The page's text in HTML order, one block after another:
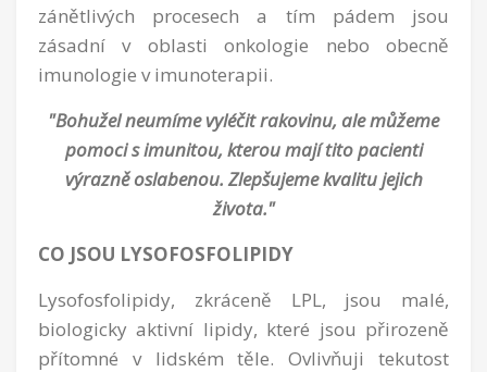
zánětlivých procesech a tím pádem jsou
zásadní v oblasti onkologie nebo obecně
imunologie v imunoterapii.
"Bohužel neumíme vyléčit rakovinu, ale můžeme
pomoci s imunitou, kterou mají tito pacienti
výrazně oslabenou. Zlepšujeme kvalitu jejich
života."
CO JSOU LYSOFOSFOLIPIDY
Lysofosfolipidy, zkráceně LPL, jsou malé,
biologicky aktivní lipidy, které jsou přirozeně
přítomné v lidském těle. Ovlivňuji tekutost